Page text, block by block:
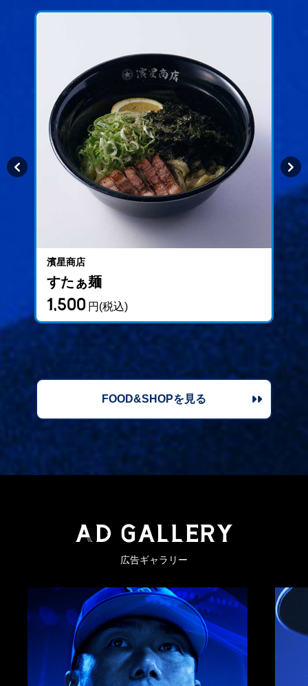
濱星商店
すたぁ麺
1,500 円(税込)
keyboard_arrow_left keyboard_arrow_right
FOOD&SHOPを見る
AD GALLERY
広告ギャラリー